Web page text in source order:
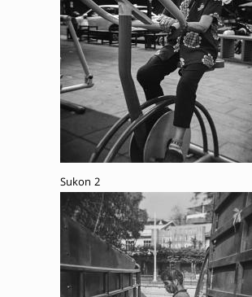
Sukon 2